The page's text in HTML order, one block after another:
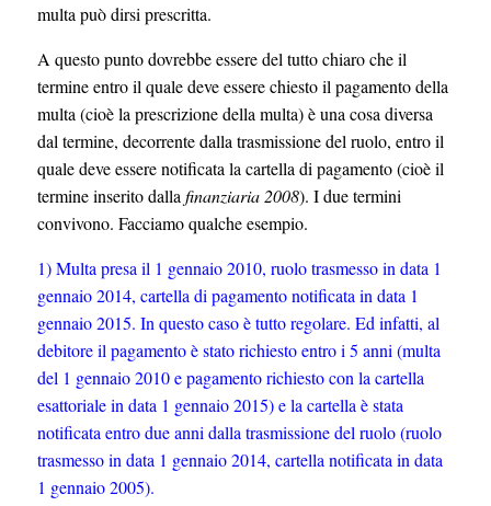
multa può dirsi prescritta.
A questo punto dovrebbe essere del tutto chiaro che il
termine entro il quale deve essere chiesto il pagamento della
multa (cioè la prescrizione della multa) è una cosa diversa
dal termine, decorrente dalla trasmissione del ruolo, entro il
quale deve essere notificata la cartella di pagamento (cioè il
termine inserito dallafinanziaria 2008). I due termini
convivono. Facciamo qualche esempio.
1) Multa presa il 1 gennaio 2010, ruolo trasmesso in data 1
gennaio 2014, cartella di pagamento notificata in data 1
gennaio 2015. In questo caso è tutto regolare. Ed infatti, al
debitore il pagamento è stato richiesto entro i 5 anni (multa
del 1 gennaio 2010 e pagamento richiesto con la cartella
esattoriale in data 1 gennaio 2015) e la cartella è stata
notificata entro due anni dalla trasmissione del ruolo (ruolo
trasmesso in data 1 gennaio 2014, cartella notificata in data
1 gennaio 2005).